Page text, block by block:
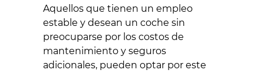
Aquellos que tienen un empleo
estable y desean un coche sin
preocuparse por los costos de
mantenimiento y seguros
adicionales, pueden optar por este